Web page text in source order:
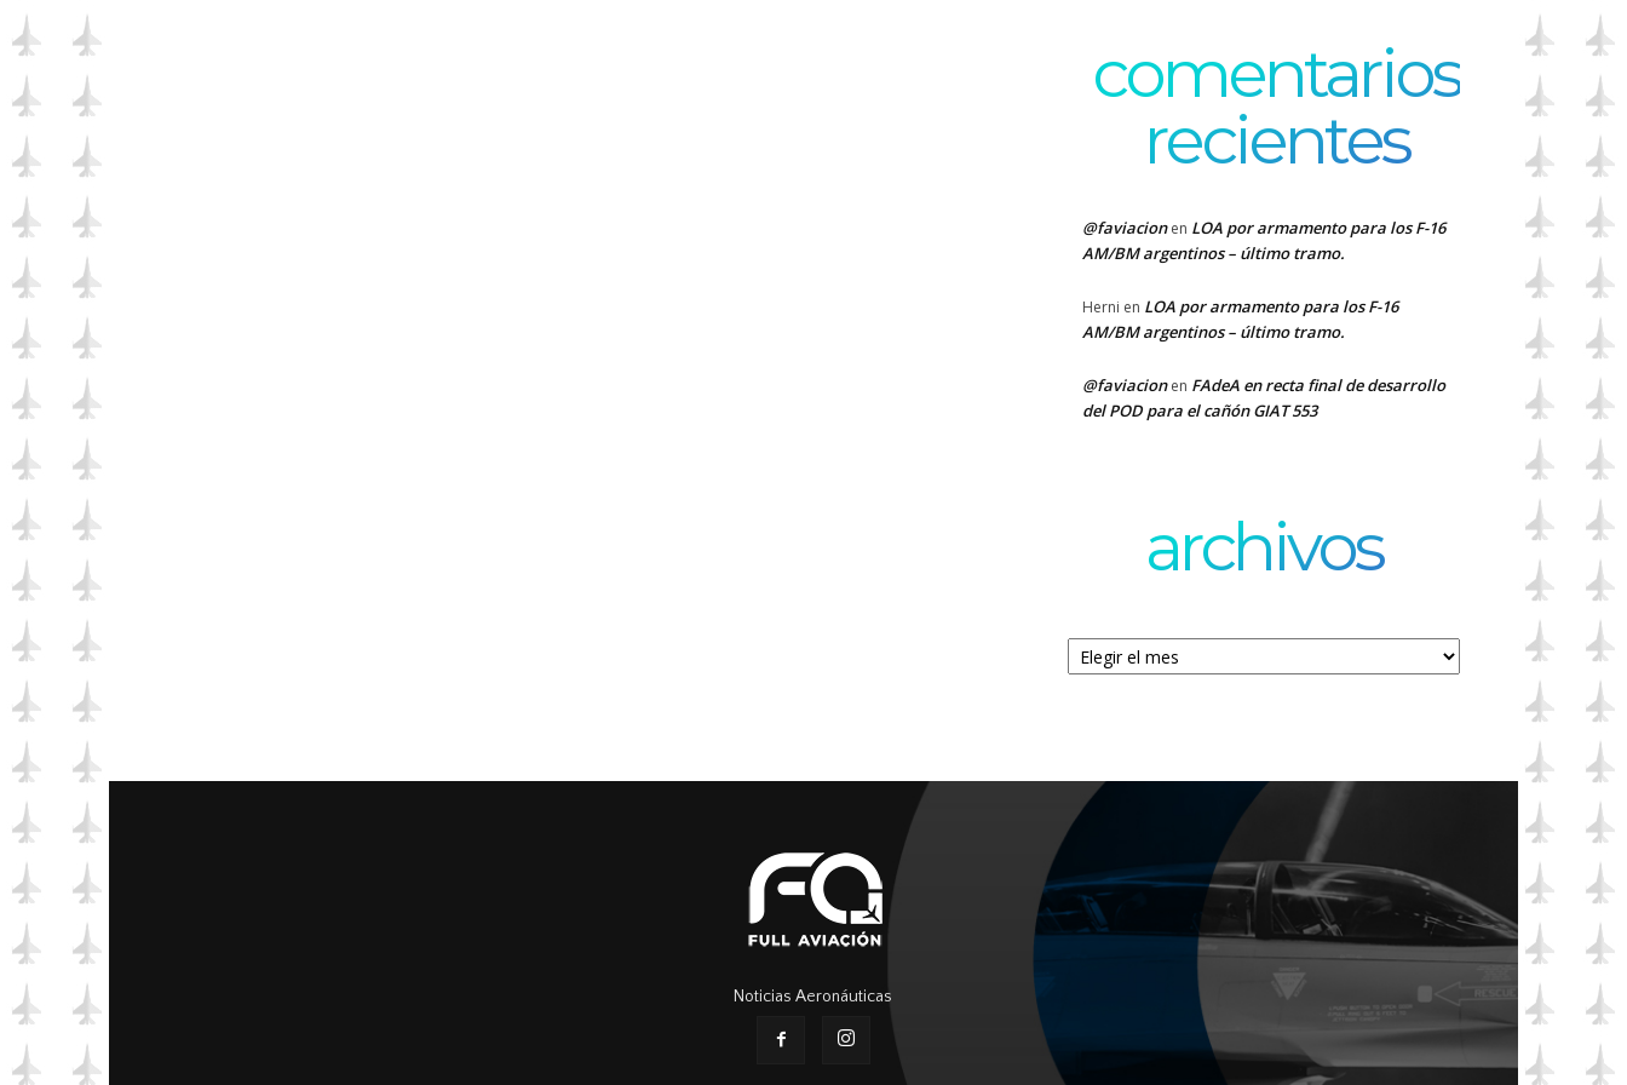
comentarios
recientes
@faviacionen LOA por armamento para los F-16
AM/BM argentinos – último tramo.
Herni en LOA por armamento para los F-16
AM/BM argentinos – último tramo.
@faviacionen FAdeA en recta final de desarrollo
del POD para el cañón GIAT 553
archivos
Archivos
Noticias Aeronáuticas